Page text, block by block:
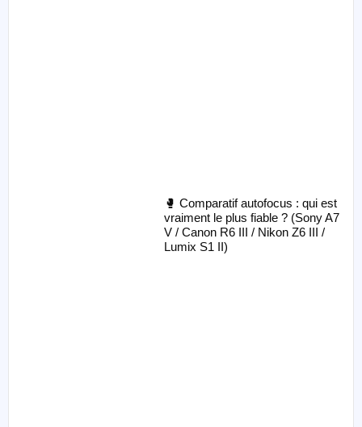
🥊 Comparatif autofocus : qui est
vraiment le plus fiable ? (Sony A7
V / Canon R6 III / Nikon Z6 III /
Lumix S1 II)